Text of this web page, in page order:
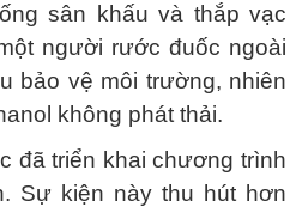
sân khấu và thắp vạc
người rước đuốc ngoài
bảo vệ môi trường, nhiên
không phát thải.
đã triển khai chương trình
Sự kiện này thu hút hơn